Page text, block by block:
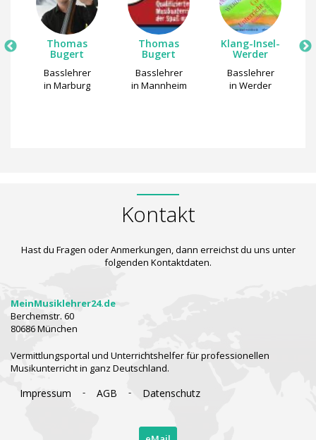
Thomas
Bugert
Basslehrer
in Marburg
Thomas
Bugert
Basslehrer
in Mannheim
Klang-Insel-
Werder
Basslehrer
in Werder
Kontakt
Hast du Fragen oder Anmerkungen, dann erreichst du uns unter
folgenden Kontaktdaten.
MeinMusiklehrer24.de
Berchemstr. 60
80686 München
Vermittlungsportal und Unterrichtshelfer für professionellen
Musikunterricht in ganz Deutschland.
Impressum - AGB - Datenschutz